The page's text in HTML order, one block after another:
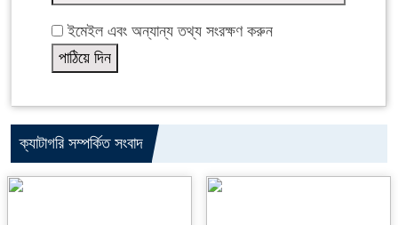
ইমেইল এবং অন্যান্য তথ্য সংরক্ষণ করুন
ক্যাটাগরি সম্পর্কিত সংবাদ